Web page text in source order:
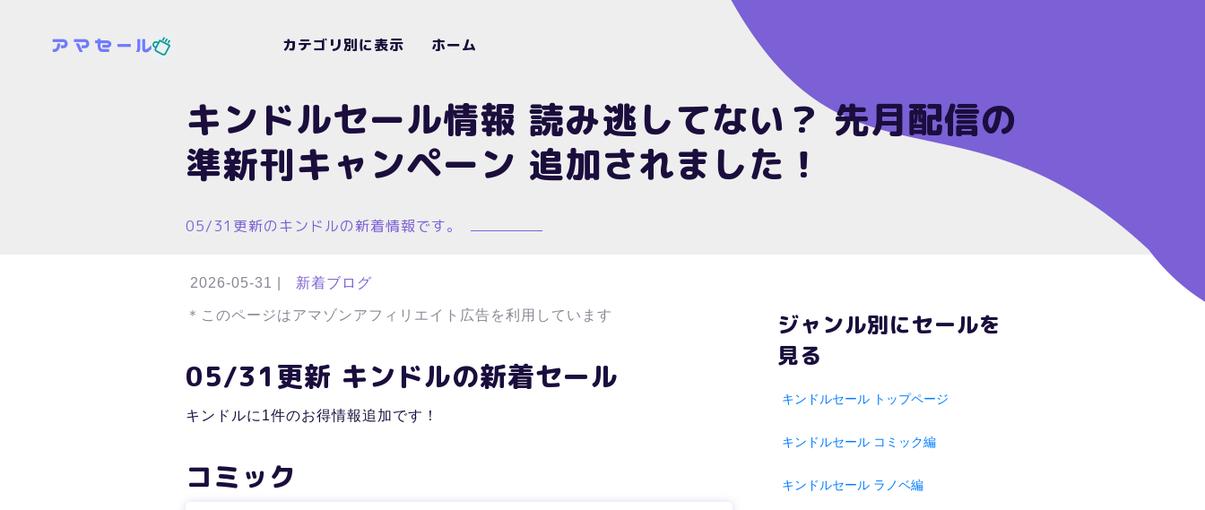
カテゴリ別に表示 ホーム
キンドルセール情報 読み逃してない？ 先月配信の
準新刊キャンペーン 追加されました！
05/31更新のキンドルの新着情報です。
2026-05-31 新着ブログ
＊このページはアマゾンアフィリエイト広告を利用しています
05/31更新 キンドルの新着セール
キンドルに1件のお得情報追加です！
コミック
ジャンル別にセールを
見る
キンドルセール トップページ
キンドルセール コミック編
キンドルセール ラノベ編